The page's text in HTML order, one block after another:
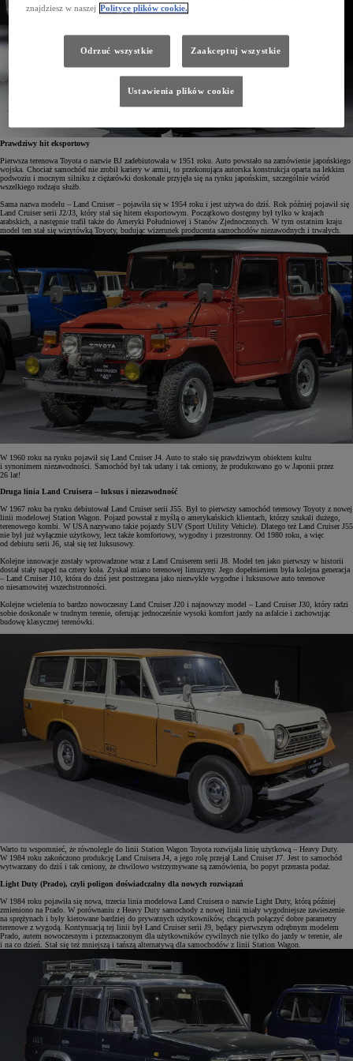
Prawdziwy hit eksportowy
Pierwsza terenowa Toyota o nazwie BJ zadebiutowała w 1951 roku. Auto powstało na zamówienie japońskiego
wojska. Chociaż samochód nie zrobił kariery w armii, to przekonująca autorska konstrukcja oparta na lekkim
podwoziu i mocnym silniku z ciężarówki doskonale przyjęła się na rynku japońskim, szczególnie wśród
wszelkiego rodzaju służb.
Sama nazwa modelu – Land Cruiser – pojawiła się w 1954 roku i jest używa do dziś. Rok później pojawił się
Land Cruiser serii J2/J3, który stał się hitem eksportowym. Początkowo dostępny był tylko w krajach
arabskich, a następnie trafił także do Ameryki Południowej i Stanów Zjednoczonych. W tym ostatnim kraju
model ten stał się wizytówką Toyoty, budując wizerunek producenta samochodów niezawodnych i trwałych.
W 1960 roku na rynku pojawił się Land Cruiser J4. Auto to stało się prawdziwym obiektem kultu
i synonimem niezawodności. Samochód był tak udany i tak ceniony, że produkowano go w Japonii przez
26 lat!
Druga linia Land Cruisera – luksus i niezawodność
W 1967 roku ba rynku debiutował Land Cruiser serii J55. Był to pierwszy samochód terenowy Toyoty z nowej
linii modelowej Station Wagon. Pojazd powstał z myślą o amerykańskich klientach, którzy szukali dużego,
terenowego kombi. W USA nazywano takie pojazdy SUV (Sport Utility Vehicle). Dlatego też Land Cruiser J55
nie był już wyłącznie użytkowy, lecz także komfortowy, wygodny i przestronny. Od 1980 roku, a więc
od debiutu serii J6, stał się też luksusowy.
Kolejne innowacje zostały wprowadzone wraz z Land Cruiserem serii J8. Model ten jako pierwszy w historii
dostał stały napęd na cztery koła. Zyskał miano terenowej limuzyny. Jego dopełnieniem była kolejna generacja
– Land Cruiser J10, która do dziś jest postrzegana jako niezwykle wygodne i luksusowe auto terenowe
o niesamowitej wszechstronności.
Kolejne wcielenia to bardzo nowoczesny Land Cruiser J20 i najnowszy model – Land Cruiser J30, który radzi
sobie doskonale w trudnym terenie, oferując jednocześnie wysoki komfort jazdy na asfalcie i zachowując
budowę klasycznej terenówki.
Warto tu wspomnieć, że równolegle do linii Station Wagon Toyota rozwijała linię użytkową – Heavy Duty.
W 1984 roku zakończono produkcję Land Cruisera J4, a jego rolę przejął Land Cruiser J7. Jest to samochód
wytwarzany do dziś i tak ceniony, że chwilowo wstrzymywane są zamówienia, bo popyt przerasta podaż.
Light Duty (Prado), czyli poligon doświadczalny dla nowych rozwiązań
W 1984 roku pojawiła się nowa, trzecia linia modelowa Land Cruisera o nazwie Light Duty, którą później
zmieniono na Prado. W porównaniu z Heavy Duty samochody z nowej linii miały wygodniejsze zawieszenie
na sprężynach i były kierowane bardziej do prywatnych użytkowników, chcących połączyć dobre parametry
terenowe z wygodą. Kontynuacją tej linii był Land Cruiser serii J9, będący pierwszym odrębnym modelem
Prado, autem nowoczesnym i przeznaczonym dla użytkowników cywilnych nie tylko do jazdy w terenie, ale
i na co dzień. Stał się też mniejszą i tańszą alternatywą dla samochodów z linii Station Wagon.
znajdziesz w naszej Polityce plików cookie.
Odrzuć wszystkie Zaakceptuj wszystkie
Ustawienia plików cookie